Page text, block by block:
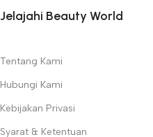
Jelajahi Beauty World
Tentang Kami
Hubungi Kami
Kebijakan Privasi
Syarat & Ketentuan